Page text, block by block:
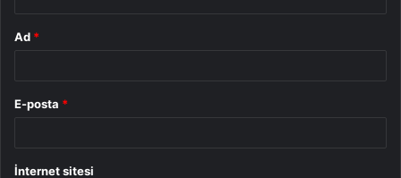
Ad *
E-posta *
İnternet sitesi